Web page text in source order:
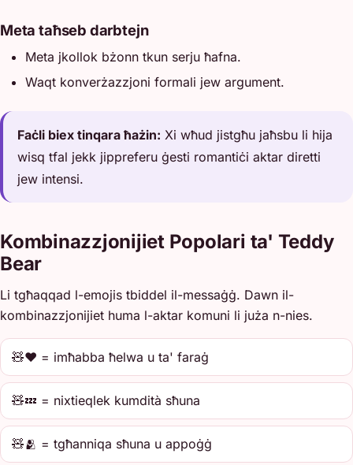
Meta taħseb darbtejn
Meta jkollok bżonn tkun serju ħafna.
Waqt konverżazzjoni formali jew argument.
Faċli biex tinqara ħażin: Xi wħud jistgħu jaħsbu li hija
wisq tfal jekk jippreferu ġesti romantiċi aktar diretti
jew intensi.
Kombinazzjonijiet Popolari ta' Teddy
Bear
Li tgħaqqad l-emojis tbiddel il-messaġġ. Dawn il-
kombinazzjonijiet huma l-aktar komuni li juża n-nies.
🧸❤️ = imħabba ħelwa u ta' faraġ
🧸💤 = nixtieqlek kumdità sħuna
🧸🫂 = tgħanniqa sħuna u appoġġ